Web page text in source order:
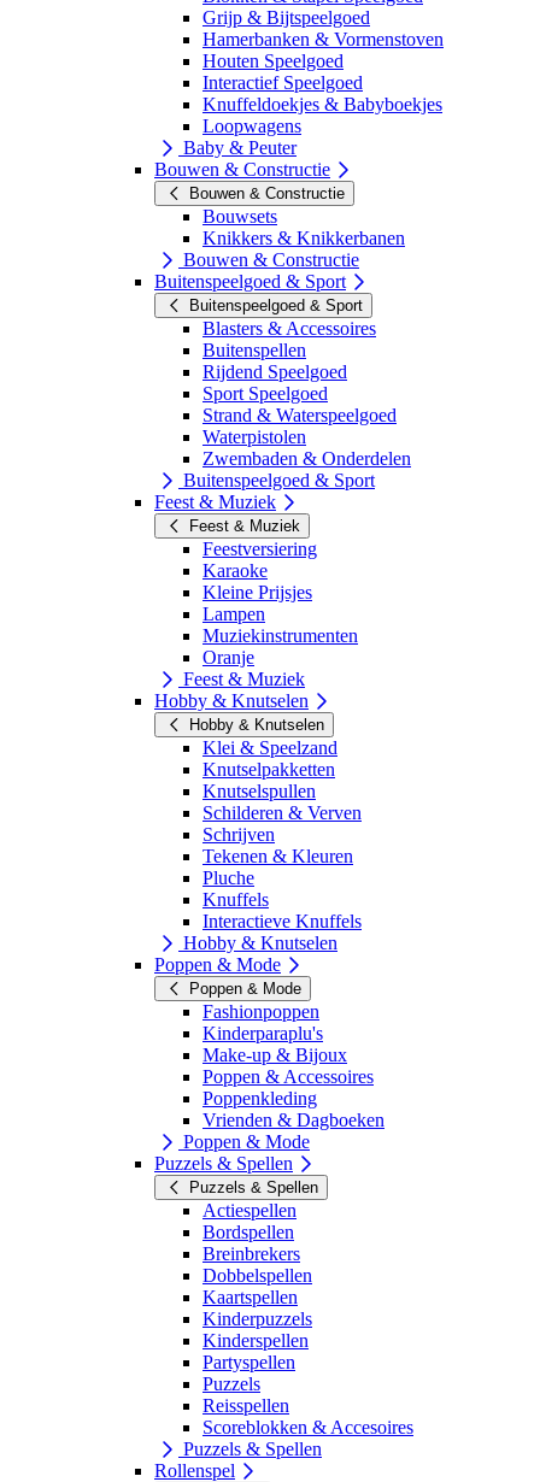
Grijp & Bijtspeelgoed
Hamerbanken & Vormenstoven
Houten Speelgoed
Interactief Speelgoed
Knuffeldoekjes & Babyboekjes
Loopwagens
Baby & Peuter
Bouwen & Constructie
Bouwen & Constructie
Bouwsets
Knikkers & Knikkerbanen
Bouwen & Constructie
Buitenspeelgoed & Sport
Buitenspeelgoed & Sport
Blasters & Accessoires
Buitenspellen
Rijdend Speelgoed
Sport Speelgoed
Strand & Waterspeelgoed
Waterpistolen
Zwembaden & Onderdelen
Buitenspeelgoed & Sport
Feest & Muziek
Feest & Muziek
Feestversiering
Karaoke
Kleine Prijsjes
Lampen
Muziekinstrumenten
Oranje
Feest & Muziek
Hobby & Knutselen
Hobby & Knutselen
Klei & Speelzand
Knutselpakketten
Knutselspullen
Schilderen & Verven
Schrijven
Tekenen & Kleuren
Pluche
Knuffels
Interactieve Knuffels
Hobby & Knutselen
Poppen & Mode
Poppen & Mode
Fashionpoppen
Kinderparaplu's
Make-up & Bijoux
Poppen & Accessoires
Poppenkleding
Vrienden & Dagboeken
Poppen & Mode
Puzzels & Spellen
Puzzels & Spellen
Actiespellen
Bordspellen
Breinbrekers
Dobbelspellen
Kaartspellen
Kinderpuzzels
Kinderspellen
Partyspellen
Puzzels
Reisspellen
Scoreblokken & Accesoires
Puzzels & Spellen
Rollenspel